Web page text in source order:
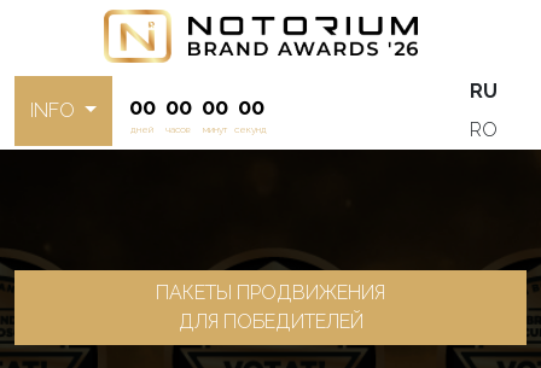
INFO 00
дней
00
часов
00
минут
00
секунд
RU
RO
ПАКЕТЫ ПРОДВИЖЕНИЯ
ДЛЯ ПОБЕДИТЕЛЕЙ